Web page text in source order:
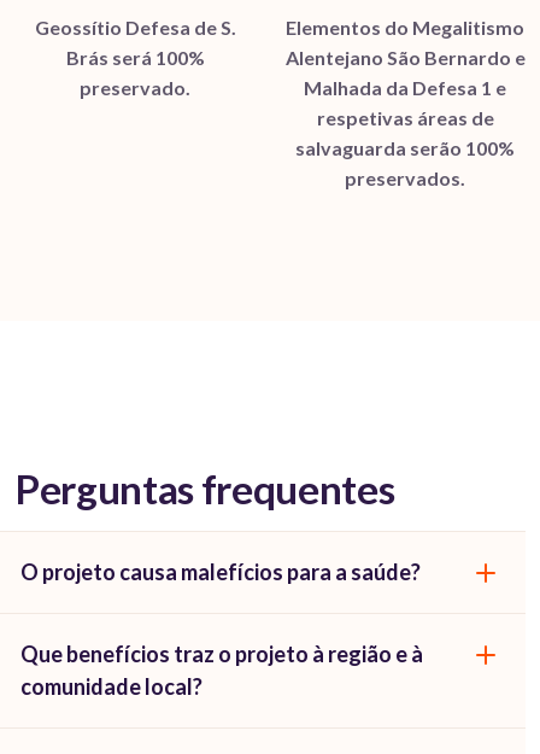
Geossítio Defesa de S.
Brás será 100%
preservado.
Elementos do Megalitismo
Alentejano São Bernardo e
Malhada da Defesa 1 e
respetivas áreas de
salvaguarda serão 100%
preservados.
Perguntas frequentes
O projeto causa malefícios para a saúde?
Que benefícios traz o projeto à região e à
comunidade local?